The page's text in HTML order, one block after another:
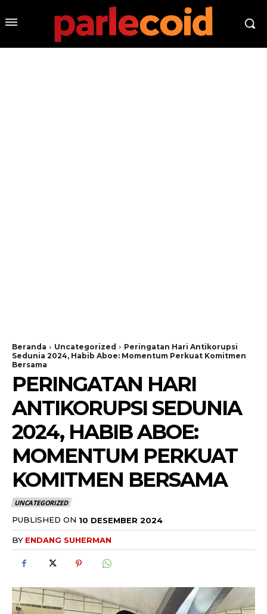
Beranda Uncategorized
Peringatan Hari Antikorupsi
Sedunia 2024, Habib Aboe: Momentum Perkuat Komitmen
Bersama
PERINGATAN HARI
ANTIKORUPSI SEDUNIA
2024, HABIB ABOE:
MOMENTUM PERKUAT
KOMITMEN BERSAMA
UNCATEGORIZED
PUBLISHED ON 10 DESEMBER 2024
BY ENDANG SUHERMAN